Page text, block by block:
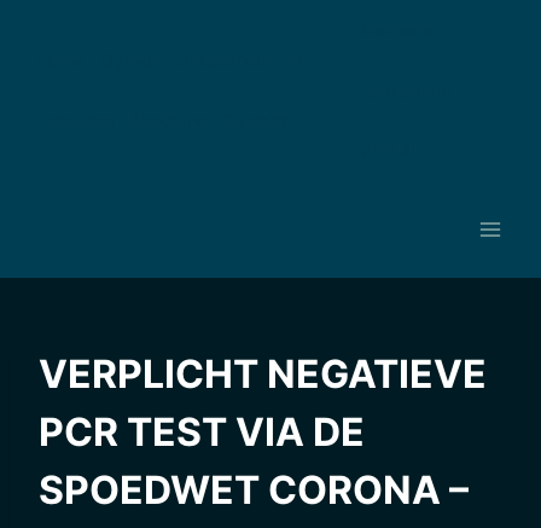
VERPLICHT NEGATIEVE
PCR TEST VIA DE
SPOEDWET CORONA –